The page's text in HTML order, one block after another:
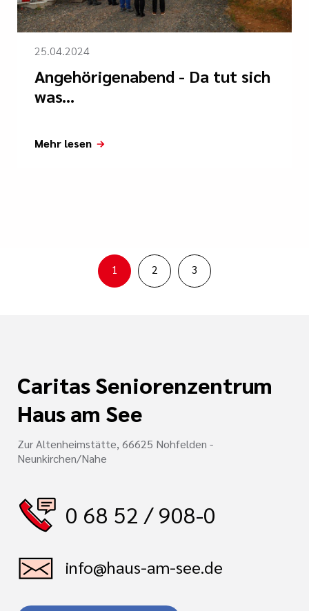
25.04.2024
Angehörigenabend - Da tut sich
was...
Mehr lesen
1 2 3
Caritas Seniorenzentrum
Haus am See
Zur Altenheimstätte, 66625 Nohfelden -
Neunkirchen/Nahe
0 68 52 / 908-0
info@haus-am-see.de